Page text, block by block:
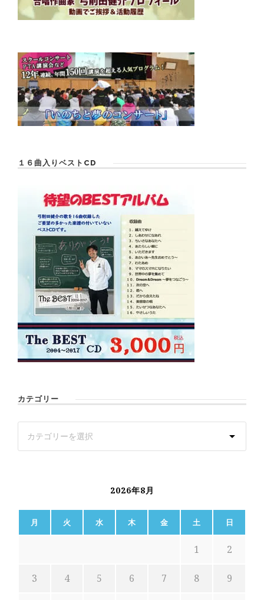
１６曲入りベストCD
カテゴリー
2026年8月
月 火 水 木 金 土 日
1 2
3 4 5 6 7 8 9